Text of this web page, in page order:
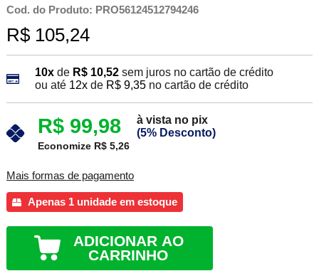
Cod. do Produto: PRO56124512794246
R$ 105,24
10xde R$ 10,52 sem juros no cartão de crédito
ou até 12xde R$ 9,35no cartão de crédito
R$ 99,98
à vista no pix
(5% Desconto)
Economize R$ 5,26
Mais formas de pagamento
Apenas 1 unidade em estoque
ADICIONAR AO
CARRINHO